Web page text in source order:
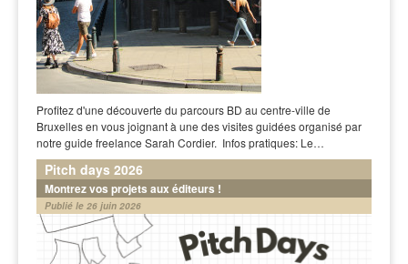
Profitez d'une découverte du parcours BD au centre-ville de
Bruxelles en vous joignant à une des visites guidées organisé par
notre guide freelance Sarah Cordier. Infos pratiques: Le…
Pitch days 2026
Montrez vos projets aux éditeurs !
Publié le 26 juin 2026